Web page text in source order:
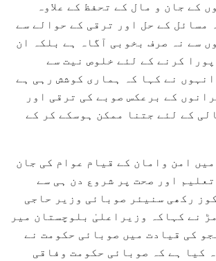
کے جان و مال کے تحفظ کے علاوہ
مسائل کے حل اور ترقی کے حوالے سے
سے نہ صرف بخوبی آگاہ ہے بلکہ ان
کرنے کے لئے خلوص نیت سے
نے کہا کہ ہماری کوشش رہی ہے
کے برعکس صوبے کی ترقی اور
کے لئے جتنا ممکن ہوسکے کر کے
امن وامان کے قیام عوام کی جان
اور صحت پر شروع دن ہی سے
رکھی سنیئر صوبائی وزیر حاجی
نے کہاکہ وزیراعلیٰ بلوچستان میر
کی قیادت میں صوبائی حکومت نے
کیا ہے کہ صوبائی حکومت وفاقی